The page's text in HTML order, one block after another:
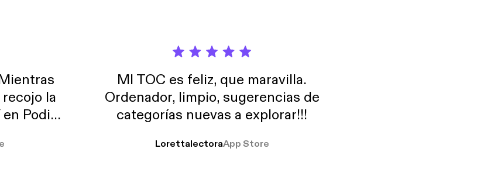
la
Podimo
de
MI TOC es feliz, que maravilla.
Ordenador, limpio, sugerencias de
categorías nuevas a explorar!!!
LorettalectoraApp Store